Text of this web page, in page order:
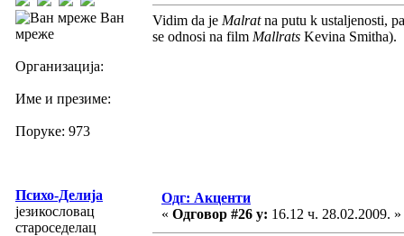
Ван
мреже
Организација:
Име и презиме:
Поруке: 973
Vidim da je Malratna putu k ustaljenosti,
se odnosi na film Mallrats Kevina Smitha).
Психо-Делија
језикословац
староседелац
Одг: Акценти
« Одговор #26 у: 16.12 ч. 28.02.2009. »